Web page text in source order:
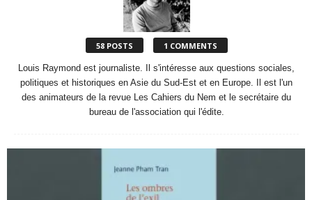
58 POSTS 1 COMMENTS
Louis Raymond est journaliste. Il s'intéresse aux questions sociales,
politiques et historiques en Asie du Sud-Est et en Europe. Il est l'un
des animateurs de la revue Les Cahiers du Nem et le secrétaire du
bureau de l'association qui l'édite.